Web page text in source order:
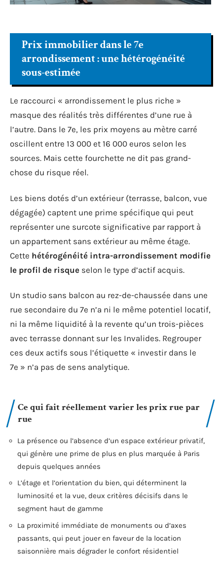
Prix immobilier dans le 7e
arrondissement : une hétérogénéité
sous-estimée
Le raccourci « arrondissement le plus riche »
masque des réalités très différentes d’une rue à
l’autre. Dans le 7e, les prix moyens au mètre carré
oscillent entre 13 000 et 16 000 euros selon les
sources. Mais cette fourchette ne dit pas grand-
chose du risque réel.
Les biens dotés d’un extérieur (terrasse, balcon, vue
dégagée) captent une prime spécifique qui peut
représenter une surcote significative par rapport à
un appartement sans extérieur au même étage.
Cette hétérogénéité intra-arrondissement modifie
le profil de risque selon le type d’actif acquis.
Un studio sans balcon au rez-de-chaussée dans une
rue secondaire du 7e n’a ni le même potentiel locatif,
ni la même liquidité à la revente qu’un trois-pièces
avec terrasse donnant sur les Invalides. Regrouper
ces deux actifs sous l’étiquette « investir dans le
7e » n’a pas de sens analytique.
Ce qui fait réellement varier les prix rue par
rue
La présence ou l’absence d’un espace extérieur privatif,
qui génère une prime de plus en plus marquée à Paris
depuis quelques années
L’étage et l’orientation du bien, qui déterminent la
luminosité et la vue, deux critères décisifs dans le
segment haut de gamme
La proximité immédiate de monuments ou d’axes
passants, qui peut jouer en faveur de la location
saisonnière mais dégrader le confort résidentiel